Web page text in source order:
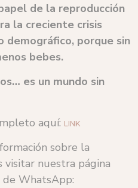
de la reproducción
la creciente crisis
demográfico, porque sin
bebes.
es un mundo sin
aquí: LINK
sobre la
visitar nuestra página
WhatsApp: